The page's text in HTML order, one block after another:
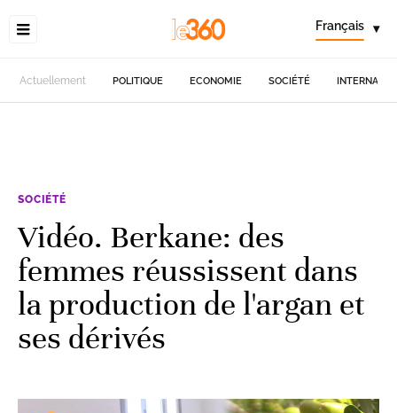
Français ▾
Actuellement POLITIQUE ECONOMIE SOCIÉTÉ
SOCIÉTÉ
Vidéo. Berkane: des
femmes réussissent dans
la production de l'argan et
ses dérivés